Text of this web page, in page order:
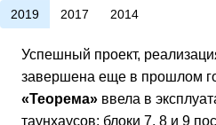
2019 2017 2014
Успешный проект,
завершена еще в прошлом
«Теорема» ввела в
таунхаусов: блоки 7, 8 и 9